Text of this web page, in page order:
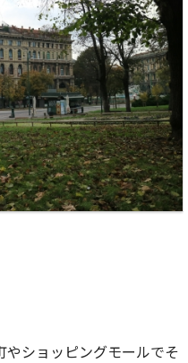
ショッピングモールでそ